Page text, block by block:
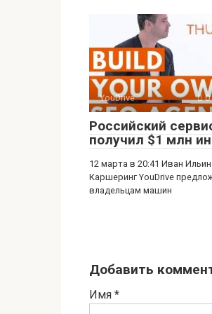
YouDrive 0
Российский
получил $1 млн
12 марта в 20:41 Иван
Каршеринг YouDrive
владельцам машин
Добавить
Имя *